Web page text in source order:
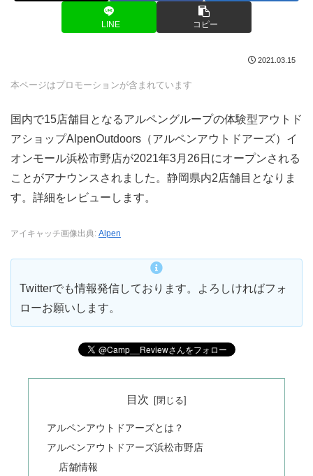
LINE コピー
2021.03.15
本ページはプロモーションが含まれています
国内で15店舗目となるアルペングループの体験型アウトド
アショップAlpenOutdoors（アルペンアウトドアーズ）イ
オンモール浜松市野店が2021年3月26日にオープンされる
ことがアナウンスされました。静岡県内2店舗目となりま
す。詳細をレビューします。
アイキャッチ画像出典: Alpen
Twitterでも情報発信しております。よろしければフォ
ローお願いします。
目次
アルペンアウトドアーズとは？
アルペンアウトドアーズ浜松市野店
店舗情報